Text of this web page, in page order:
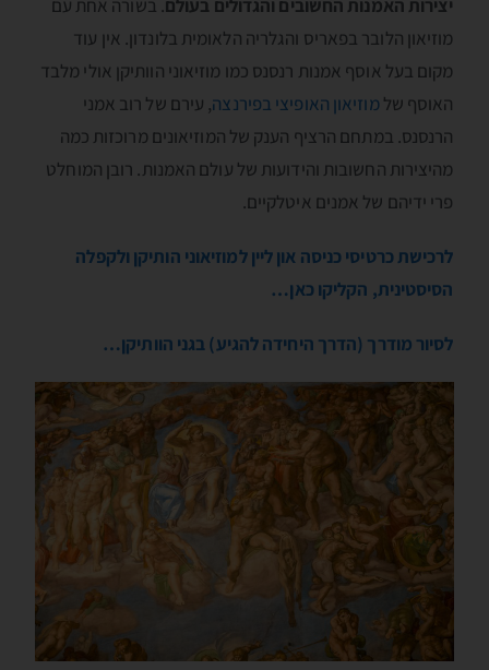
יצירות האמנות החשובים והגדולים בעולם. בשורה אחת עם
מוזיאון הלובר בפאריס והגלריה הלאומית בלונדון. אין עוד
מקום בעל אוסף אמנות רנסנס כמו מוזיאוני הוותיקן אולי מלבד
האוסף שלמוזיאון האופיצי בפירנצה, עירם של רוב אמני
הרנסנס. במתחם הרציף הענק של המוזיאונים מרוכזות כמה
מהיצירות החשובות והידועות של עולם האמנות. רובן המוחלט
פרי ידיהם של אמנים איטלקיים.
לרכישת כרטיסי כניסה און ליין למוזיאוני הותיקן ולקפלה
הסיסטינית, הקליקו כאן…
לסיור מודרך (הדרך היחידה להגיע) בגני הוותיקן…